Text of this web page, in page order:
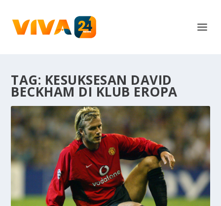
TAG: KESUKSESAN DAVID
BECKHAM DI KLUB EROPA